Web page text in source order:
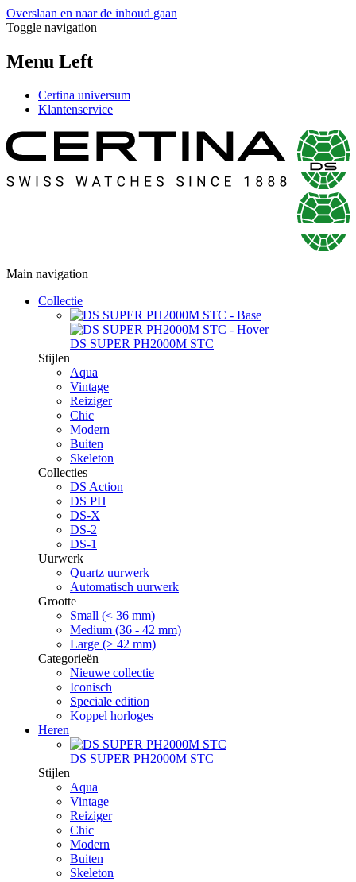
Overslaan en naar de inhoud gaan
Toggle navigation
Menu Left
Certina universum
Klantenservice
Main navigation
Collectie
DS SUPER PH2000M STC
Stijlen
Aqua
Vintage
Reiziger
Chic
Modern
Buiten
Skeleton
Collecties
DS Action
DS PH
DS-X
DS-2
DS-1
Uurwerk
Quartz uurwerk
Automatisch uurwerk
Grootte
Small (< 36 mm)
Medium (36 - 42 mm)
Large (> 42 mm)
Categorieën
Nieuwe collectie
Iconisch
Speciale edition
Koppel horloges
Heren
DS SUPER PH2000M STC
Stijlen
Aqua
Vintage
Reiziger
Chic
Modern
Buiten
Skeleton